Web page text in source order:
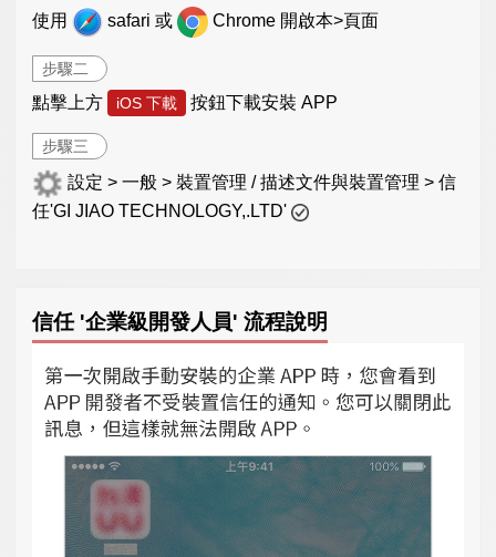
使用 safari 或 Chrome 開啟本>頁面
步驟二
點擊上方 iOS 下載 按鈕下載安裝 APP
步驟三
設定 > 一般 > 裝置管理 / 描述文件與裝置管理 > 信
任'GI JIAO TECHNOLOGY,.LTD'
信任 '企業級開發人員' 流程說明